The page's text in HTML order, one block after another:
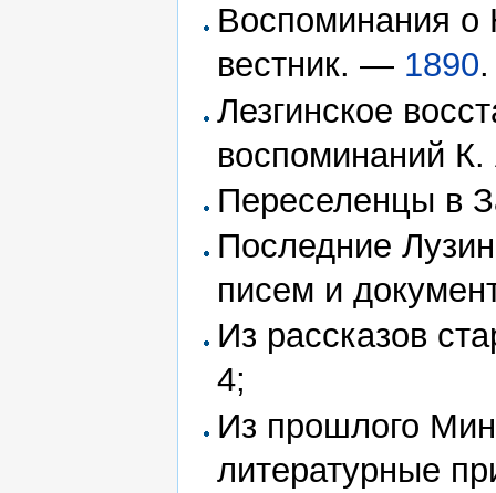
Воспоминания о
вестник. — 1890
Лезгинское
воспоминаний
Переселенцы в
Последние
писем и
Из рассказов
4;
Из прошлого
литературные